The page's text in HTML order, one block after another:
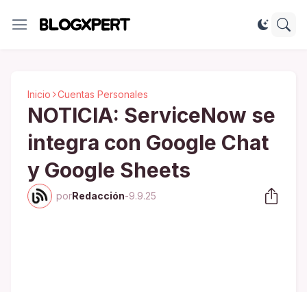
Inicio Cuentas Personales
NOTICIA: ServiceNow se
integra con Google Chat
y Google Sheets
porRedacción-9.9.25